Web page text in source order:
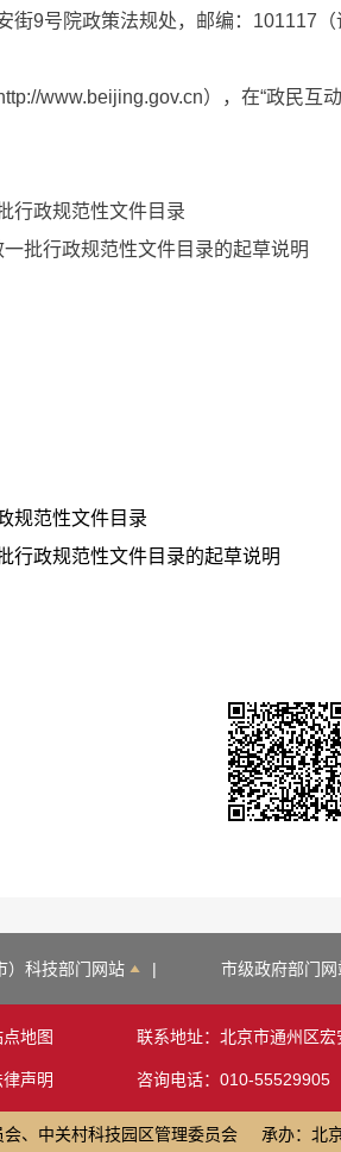
号院政策法规处，邮编：101117（
www.beijing.gov.cn），在“政民互动
政规范性文件目录
政规范性文件目录的起草说明
规范性文件目录
行政规范性文件目录的起草说明
）科技部门网站 | 市级政府部门网
点地图
律声明
联系地址：北京市通州区宏
咨询电话：010-55529905
、中关村科技园区管理委员会 承办：北